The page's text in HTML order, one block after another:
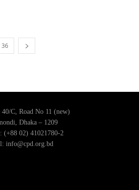
36
40/C, Road No 11 (new)
Dhaka – 1209
(+88 02) 41021780-2
info@cpd.org.bd